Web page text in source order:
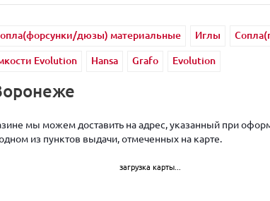
дюзы) материальные Иглы
Evolution Hansa Grafo Evolution
мы можем доставить на адрес, указанный при
из пунктов выдачи, отмеченных на карте.
загрузка карты...